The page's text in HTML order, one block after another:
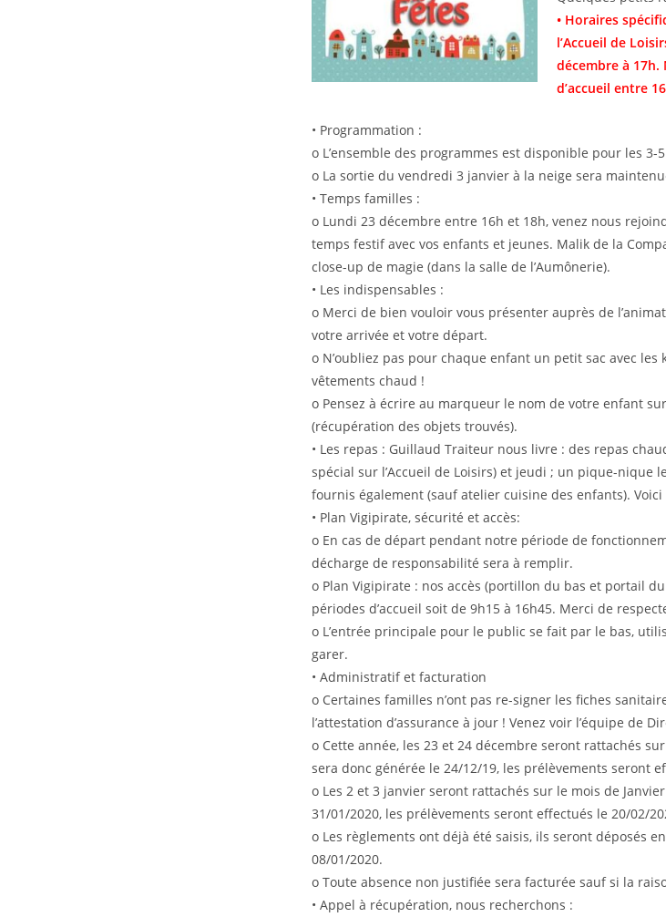
• Horaires
l’Accueil de
décembre à
d’accueil entre
• Programmation :
o L’ensemble des programmes est disponible pour les 3-
o La sortie du vendredi 3 janvier à la neige sera
• Temps familles :
o Lundi 23 décembre entre 16h et 18h, venez nous
temps festif avec vos enfants et jeunes. Malik de la
close-up de magie (dans la salle de l’Aumônerie).
• Les indispensables :
o Merci de bien vouloir vous présenter auprès de
votre arrivée et votre départ.
o N’oubliez pas pour chaque enfant un petit sac avec
vêtements chaud !
o Pensez à écrire au marqueur le nom de votre enfant
(récupération des objets trouvés).
• Les repas : Guillaud Traiteur nous livre : des repas
spécial sur l’Accueil de Loisirs) et jeudi ; un pique-nique
fournis également (sauf atelier cuisine des enfants). Voici
• Plan Vigipirate, sécurité et accès:
o En cas de départ pendant notre période de
décharge de responsabilité sera à remplir.
o Plan Vigipirate : nos accès (portillon du bas et portail
périodes d’accueil soit de 9h15 à 16h45. Merci de
o L’entrée principale pour le public se fait par le bas,
garer.
• Administratif et facturation
o Certaines familles n’ont pas re-signer les fiches
l’attestation d’assurance à jour ! Venez voir l’équipe de
o Cette année, les 23 et 24 décembre seront rattachés
sera donc générée le 24/12/19, les prélèvements seront
o Les 2 et 3 janvier seront rattachés sur le mois de
31/01/2020, les prélèvements seront effectués le 20/02/
o Les règlements ont déjà été saisis, ils seront déposés
08/01/2020.
o Toute absence non justifiée sera facturée sauf si la
• Appel à récupération, nous recherchons :